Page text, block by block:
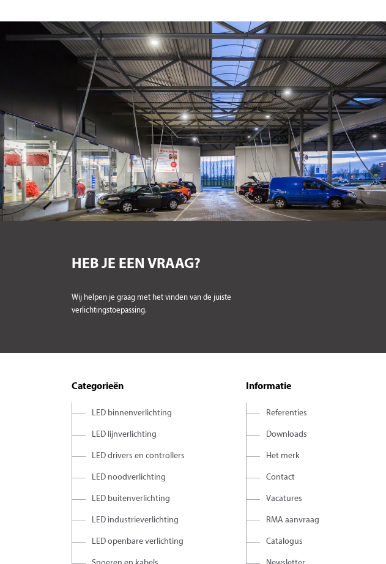
HEB JE EEN VRAAG?
Wij helpen je graag met het vinden van de juiste
verlichtingstoepassing.
Categorieën
LED binnenverlichting
LED lijnverlichting
LED drivers en controllers
LED noodverlichting
LED buitenverlichting
LED industrieverlichting
LED openbare verlichting
Informatie
Referenties
Downloads
Het merk
Contact
Vacatures
RMA aanvraag
Catalogus